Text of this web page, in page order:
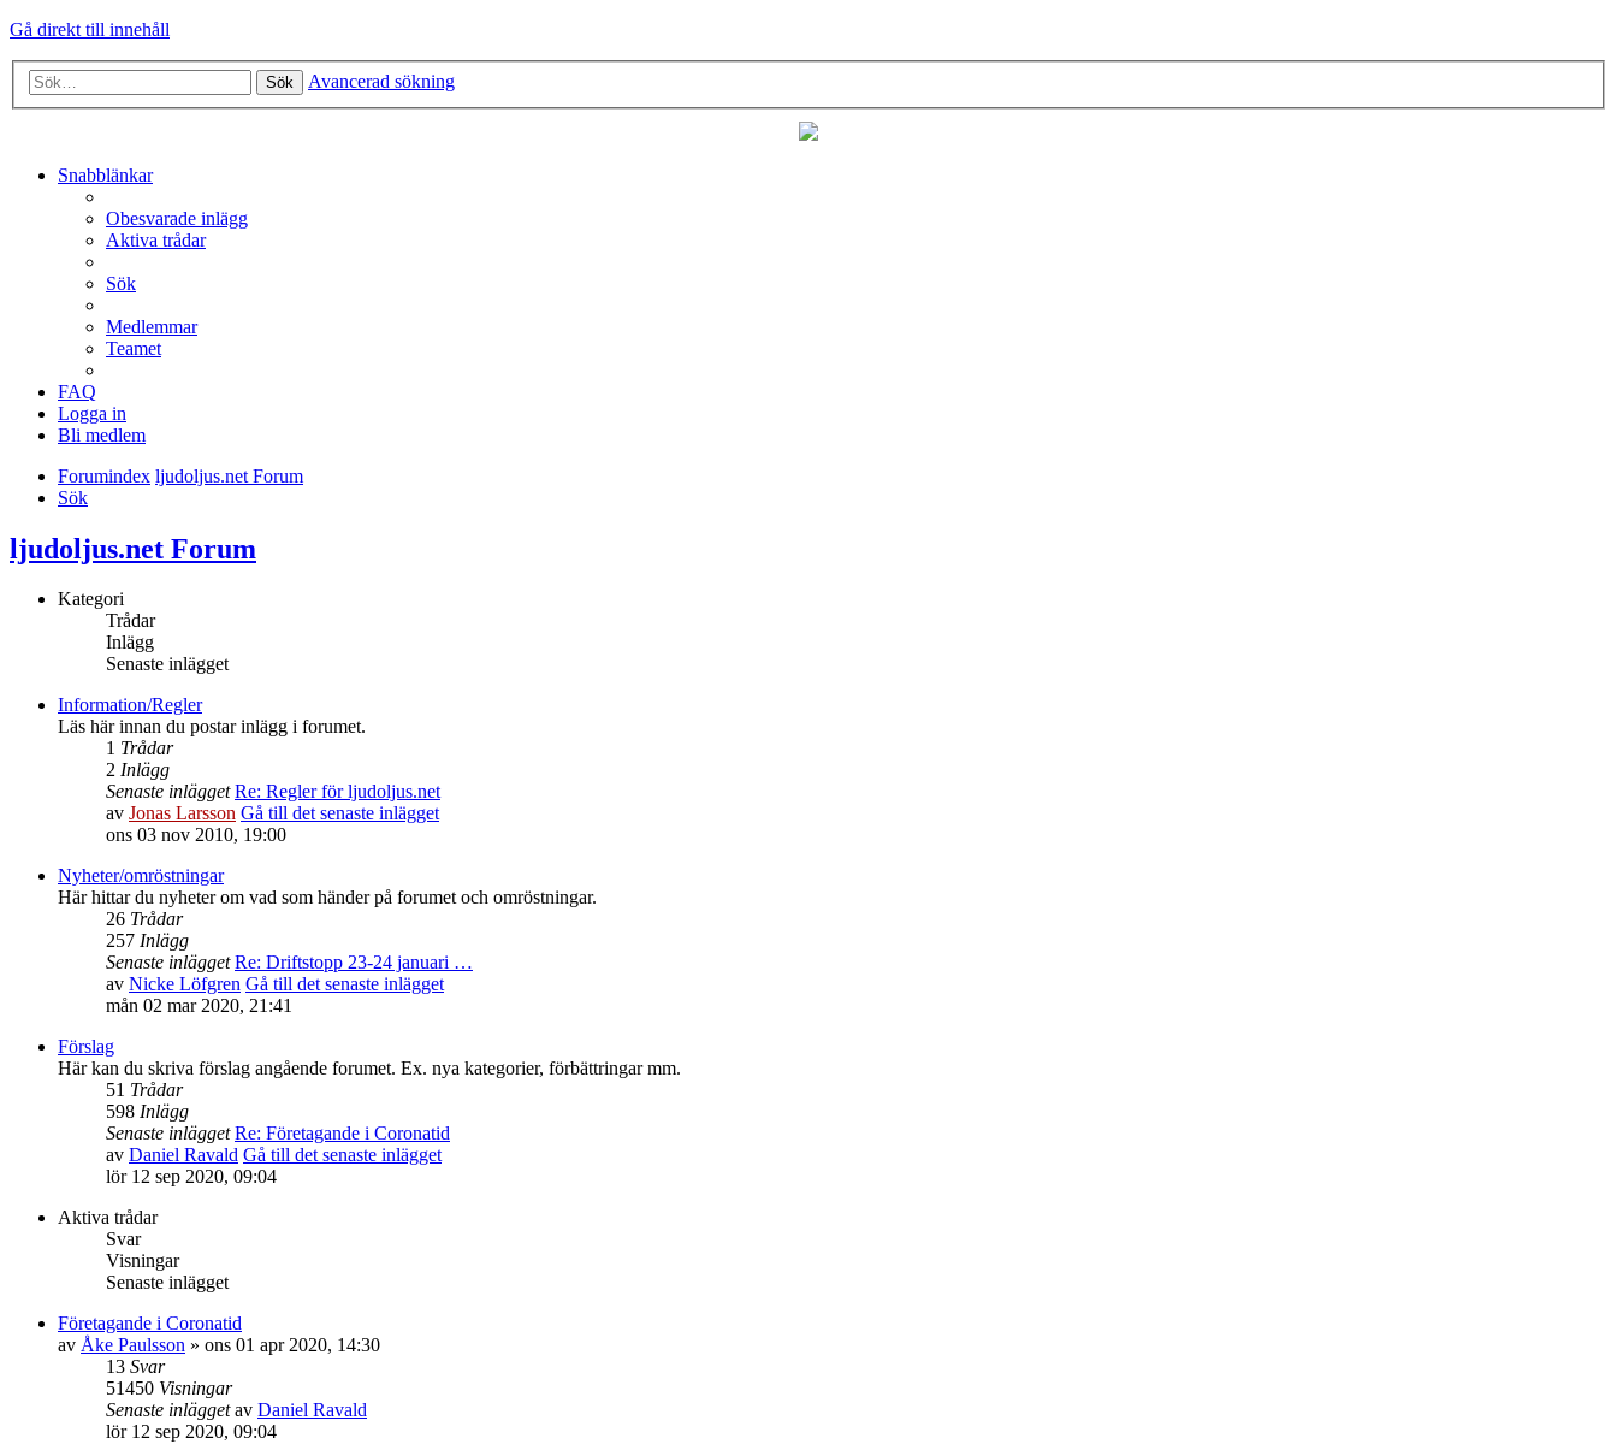
Gå direkt till innehåll
Sök Avancerad sökning
Snabblänkar
Obesvarade inlägg
Aktiva trådar
Sök
Medlemmar
Teamet
FAQ
Logga in
Bli medlem
Forumindex ljudoljus.net Forum
Sök
ljudoljus.net Forum
Kategori
Trådar
Inlägg
Senaste inlägget
Information/Regler
Läs här innan du postar inlägg i forumet.
1 Trådar
2 Inlägg
Senaste inlägget Re: Regler för ljudoljus.net
av Jonas Larsson Gå till det senaste inlägget
ons 03 nov 2010, 19:00
Nyheter/omröstningar
Här hittar du nyheter om vad som händer på forumet och omröstningar.
26 Trådar
257 Inlägg
Senaste inlägget Re: Driftstopp 23-24 januari …
av Nicke Löfgren Gå till det senaste inlägget
mån 02 mar 2020, 21:41
Förslag
Här kan du skriva förslag angående forumet. Ex. nya kategorier, förbättringar mm.
51 Trådar
598 Inlägg
Senaste inlägget Re: Företagande i Coronatid
av Daniel Ravald Gå till det senaste inlägget
lör 12 sep 2020, 09:04
Aktiva trådar
Svar
Visningar
Senaste inlägget
Företagande i Coronatid
av Åke Paulsson » ons 01 apr 2020, 14:30
13 Svar
51450 Visningar
Senaste inläggetav Daniel Ravald
lör 12 sep 2020, 09:04